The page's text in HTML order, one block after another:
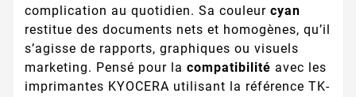
complication au quotidien. Sa couleur cyan
restitue des documents nets et homogènes, qu’il
s’agisse de rapports, graphiques ou visuels
marketing. Pensé pour la compatibilité avec les
imprimantes KYOCERA utilisant la référence TK-